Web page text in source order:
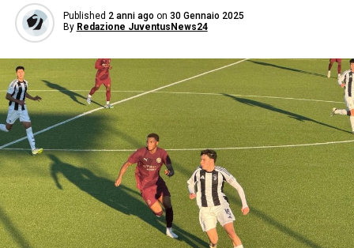
Published 2 anni ago on 30 Gennaio 2025
By Redazione JuventusNews24